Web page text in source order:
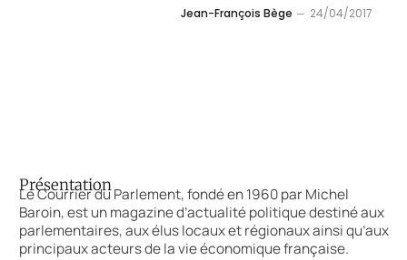
Jean-François Bège 24/04/2017
Présentation
Le Courrier du Parlement, fondé en 1960 par Michel
Baroin, est un magazine d’actualité politique destiné aux
parlementaires, aux élus locaux et régionaux ainsi qu’aux
principaux acteurs de la vie économique française.